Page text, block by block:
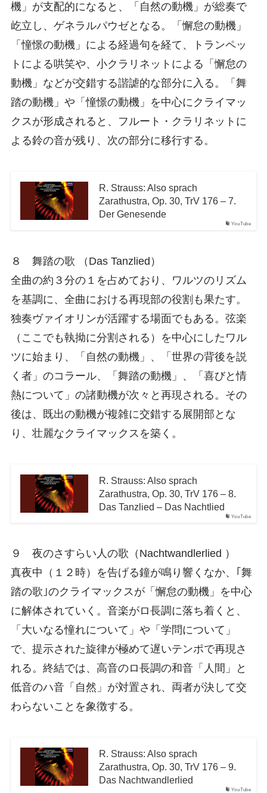
機」が支配的になると、「自然の動機」が総奏で
屹立し、ゲネラルパウゼとなる。「懈怠の動機」
「憧憬の動機」による経過句を経て、トランペッ
トによる哄笑や、小クラリネットによる「懈怠の
動機」などが交錯する諧謔的な部分に入る。「舞
踏の動機」や「憧憬の動機」を中心にクライマッ
クスが形成されると、フルート・クラリネットに
よる鈴の音が残り、次の部分に移行する。
YouTube
R. Strauss: Also sprach
Zarathustra, Op. 30, TrV 176 – 7.
Der Genesende
８ 舞踏の歌 （Das Tanzlied）
全曲の約３分の１を占めており、ワルツのリズム
を基調に、全曲における再現部の役割も果たす。
独奏ヴァイオリンが活躍する場面でもある。弦楽
（ここでも執拗に分割される）を中心にしたワル
ツに始まり、「自然の動機」、「世界の背後を説
く者」のコラール、「舞踏の動機」、「喜びと情
熱について」の諸動機が次々と再現される。その
後は、既出の動機が複雑に交錯する展開部とな
り、壮麗なクライマックスを築く。
YouTube
R. Strauss: Also sprach
Zarathustra, Op. 30, TrV 176 – 8.
Das Tanzlied – Das Nachtlied
９ 夜のさすらい人の歌（Nachtwandlerlied ）
真夜中（１２時）を告げる鐘が鳴り響くなか、｢舞
踏の歌｣のクライマックスが「懈怠の動機」を中心
に解体されていく。音楽がロ長調に落ち着くと、
「大いなる憧れについて」や「学問について」
で、提示された旋律が極めて遅いテンポで再現さ
れる。終結では、高音のロ長調の和音「人間」と
低音のハ音「自然」が対置され、両者が決して交
わらないことを象徴する。
YouTube
R. Strauss: Also sprach
Zarathustra, Op. 30, TrV 176 – 9.
Das Nachtwandlerlied